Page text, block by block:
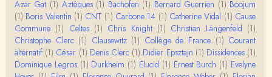
« Nous n’avons pas cessé, de toute évidence, d’êt
re ‘ethnocentriques’. Mais nous n’en sommes pas m
oi…
Christophe Darmangeat
Encore une fois, l'histoire de la hiérarchie ne me s
emble pas être le bon angle de discussion – …
Azar Gat (1) Aztèques (1) Bachofen (1) Bernard Guerrien (1) Boojum
(1) Boris Valentin (1) CNT (1) Carbone 14 (1) Catherine Vidal (1) Cause
Commune (1) Celtes (1) Chris Knight (1) Christian Langenfeld (1)
Christophe Clerc (1) Clausewitz (1) Collège de France (1) Courant
alternatif (1) César (1) Denis Clerc (1) Didier Epsztajn (1) Dissidences (1)
Dominique Legros (1) Durkheim (1) Elucid (1) Ernest Burch (1) Evelyne